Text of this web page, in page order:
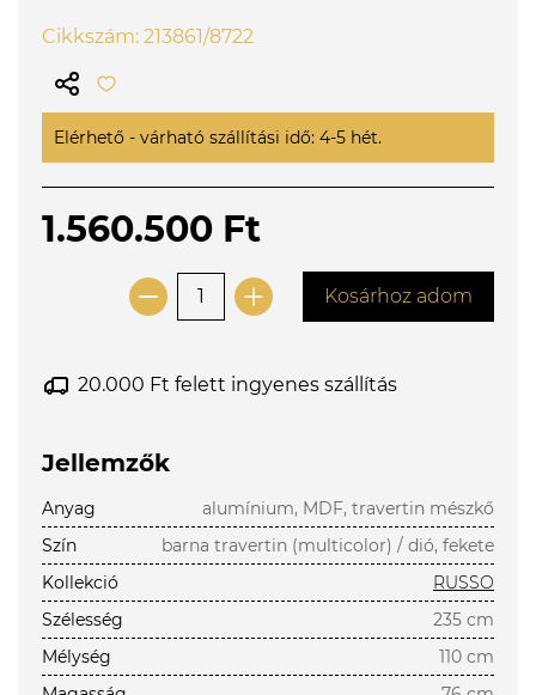
Cikkszám: 213861/8722
Elérhető - várható szállítási idő: 4-5 hét.
1.560.500 Ft
Kosárhoz adom
20.000 Ft felett ingyenes szállítás
Jellemzők
Anyag
alumínium, MDF, travertin mészkő
Szín
barna travertin (multicolor) / dió, fekete
Kollekció
RUSSO
Szélesség
235 cm
Mélység
110 cm